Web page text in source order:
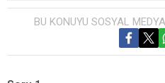
BU KONUYU SOSYAL